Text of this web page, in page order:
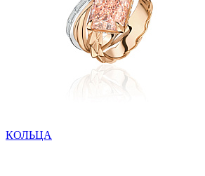
КОЛЬЦА